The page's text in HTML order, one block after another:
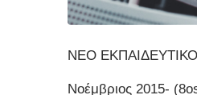
ΝΕΟ
Νοέμβριος 2015-